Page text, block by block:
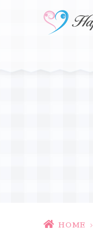
HOME >